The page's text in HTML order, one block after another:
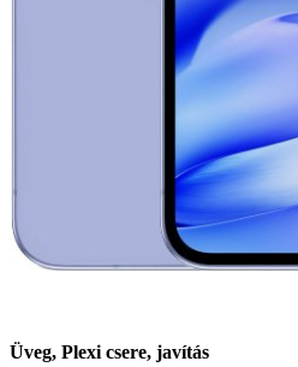
Üveg, Plexi csere, javítás